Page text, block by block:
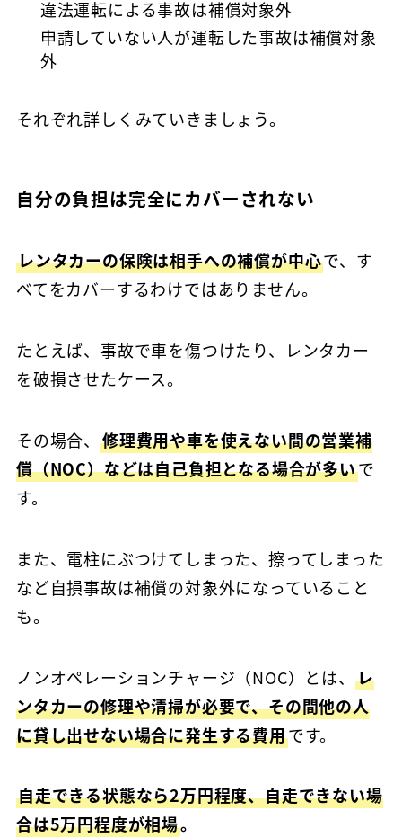
違法運転による事故は補償対象外
申請していない人が運転した事故は補償対象
外
それぞれ詳しくみていきましょう。
自分の負担は完全にカバーされない
レンタカーの保険は相手への補償が中心で、す
べてをカバーするわけではありません。
たとえば、事故で車を傷つけたり、レンタカー
を破損させたケース。
その場合、 修理費用や車を使えない間の営業補
償（NOC）などは自己負担となる場合が多いで
す。
また、電柱にぶつけてしまった、擦ってしまった
など自損事故は補償の対象外になっていること
も。
ノンオペレーションチャージ（NOC）とは、 レ
ンタカーの修理や清掃が必要で、その間他の人
に貸し出せない場合に発生する費用です。
自走できる状態なら2万円程度、自走できない場
合は5万円程度が相場。